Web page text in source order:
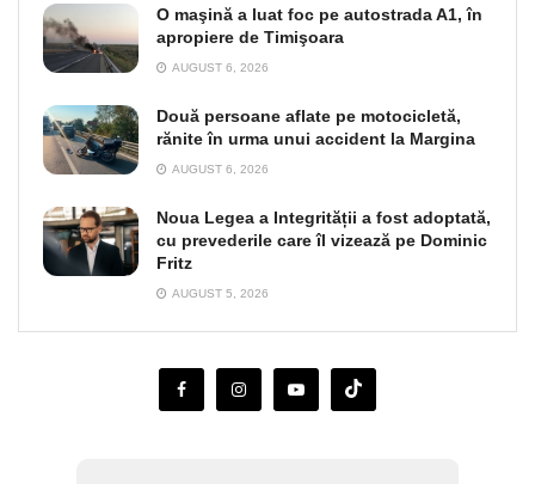
O maşină a luat foc pe autostrada A1, în
apropiere de Timişoara
AUGUST 6, 2026
Două persoane aflate pe motocicletă,
rănite în urma unui accident la Margina
AUGUST 6, 2026
Noua Legea a Integrității a fost adoptată,
cu prevederile care îl vizează pe Dominic
Fritz
AUGUST 5, 2026